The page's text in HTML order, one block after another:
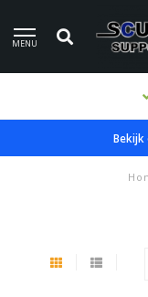
MENU
Bekijk